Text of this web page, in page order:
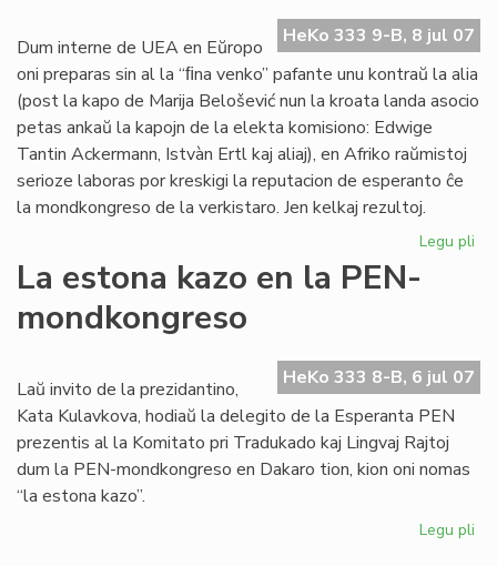
HeKo 333 9-B, 8 jul 07
Dum interne de UEA en Eŭropo
oni preparas sin al la “ﬁna venko” pafante unu kontraŭ la alia
(post la kapo de Marija Belošević nun la kroata landa asocio
petas ankaŭ la kapojn de la elekta komisiono: Edwige
Tantin Ackermann, Istvàn Ertl kaj aliaj), en Afriko raŭmistoj
serioze laboras por kreskigi la reputacion de esperanto ĉe
la mondkongreso de la verkistaro. Jen kelkaj rezultoj.
Legu pli
La estona kazo en la PEN-
mondkongreso
HeKo 333 8-B, 6 jul 07
Laŭ invito de la prezidantino,
Kata Kulavkova, hodiaŭ la delegito de la Esperanta PEN
prezentis al la Komitato pri Tradukado kaj Lingvaj Rajtoj
dum la PEN-mondkongreso en Dakaro tion, kion oni nomas
“la estona kazo”.
Legu pli